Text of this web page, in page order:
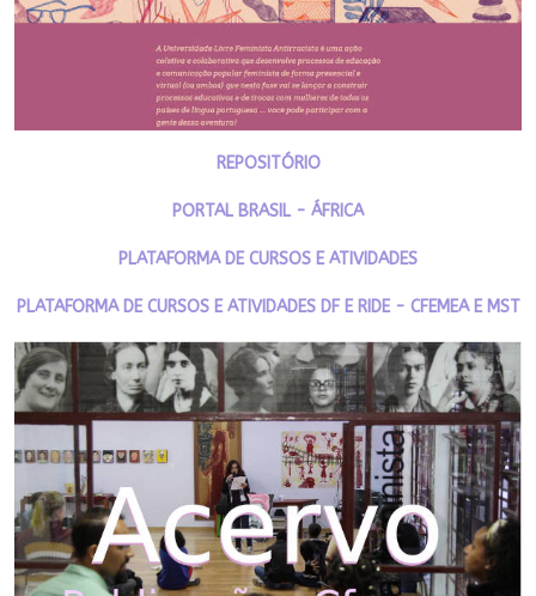
REPOSITÓRIO
PORTAL BRASIL - ÁFRICA
PLATAFORMA DE CURSOS E ATIVIDADES
PLATAFORMA DE CURSOS E ATIVIDADES DF E RIDE - CFEMEA E MST